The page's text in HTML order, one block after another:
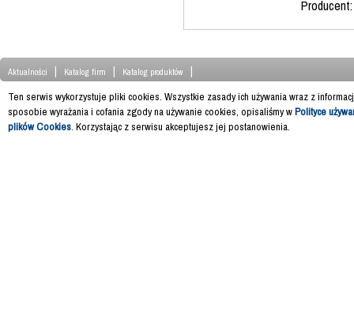
Aktualności | Katalog firm | Katalog produktów
|
Ten serwis wykorzystuje pliki cookies. Wszystkie zasady ich używania wraz z
sposobie wyrażania i cofania zgody na używanie cookies, opisaliśmy wPolityce
plików Cookies. Korzystając z serwisu akceptujesz jej postanowienia.